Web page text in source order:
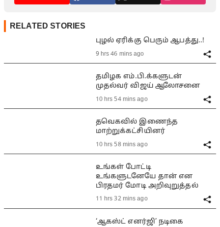
RELATED STORIES
புழல் ஏரிக்கு பெரும் ஆபத்து..!
9 hrs 46 mins ago
தமிழக எம்.பி.க்களுடன்
முதல்வர் விஜய் ஆலோசனை
10 hrs 54 mins ago
தவெகவில் இணைந்த
மாற்றுக்கட்சியினர்
10 hrs 58 mins ago
உங்கள் போட்டி
உங்களுடனேயே தான் என
பிரதமர் மோடி அறிவுறுத்தல்
11 hrs 32 mins ago
‘ஆகஸ்ட் எனர்ஜி’ நடிகை